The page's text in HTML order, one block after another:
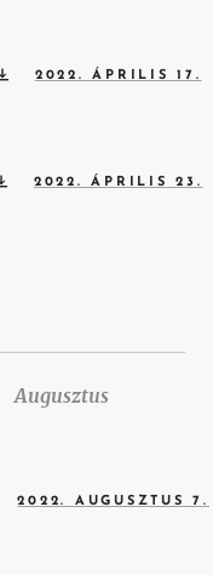
2022. ÁPRILIS 17.
2022. ÁPRILIS 23.
Augusztus
2022. AUGUSZTUS 7.